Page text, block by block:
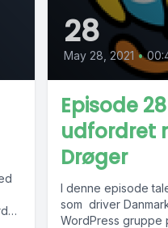
28
May 28, 2021 •
Episode
udfordret
Drøger
I denne episode
som driver
WordPress gruppe